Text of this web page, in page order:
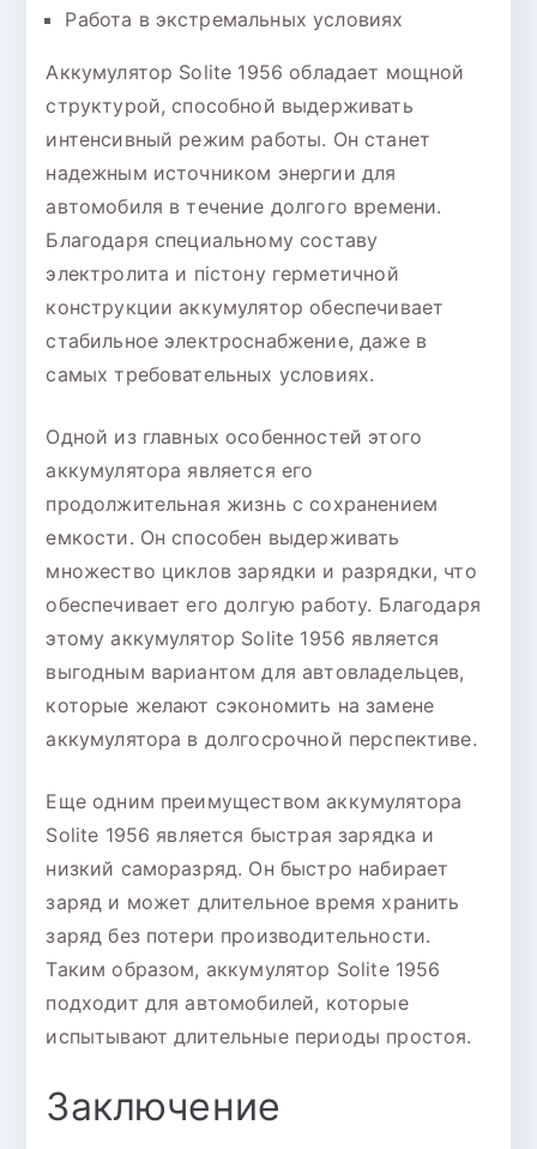
Работа в экстремальных условиях
Аккумулятор Solite 1956 обладает мощной
структурой, способной выдерживать
интенсивный режим работы. Он станет
надежным источником энергии для
автомобиля в течение долгого времени.
Благодаря специальному составу
электролита и пістону герметичной
конструкции аккумулятор обеспечивает
стабильное электроснабжение, даже в
самых требовательных условиях.
Одной из главных особенностей этого
аккумулятора является его
продолжительная жизнь с сохранением
емкости. Он способен выдерживать
множество циклов зарядки и разрядки, что
обеспечивает его долгую работу. Благодаря
этому аккумулятор Solite 1956 является
выгодным вариантом для автовладельцев,
которые желают сэкономить на замене
аккумулятора в долгосрочной перспективе.
Еще одним преимуществом аккумулятора
Solite 1956 является быстрая зарядка и
низкий саморазряд. Он быстро набирает
заряд и может длительное время хранить
заряд без потери производительности.
Таким образом, аккумулятор Solite 1956
подходит для автомобилей, которые
испытывают длительные периоды простоя.
Заключение